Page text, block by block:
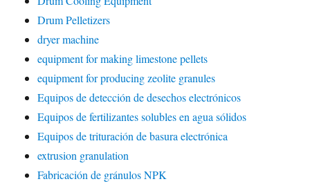
Drum Pelletizers
dryer machine
equipment for making limestone pellets
equipment for producing zeolite granules
Equipos de detección de desechos electrónicos
Equipos de fertilizantes solubles en agua sólidos
Equipos de trituración de basura electrónica
extrusion granulation
Fabricación de gránulos NPK